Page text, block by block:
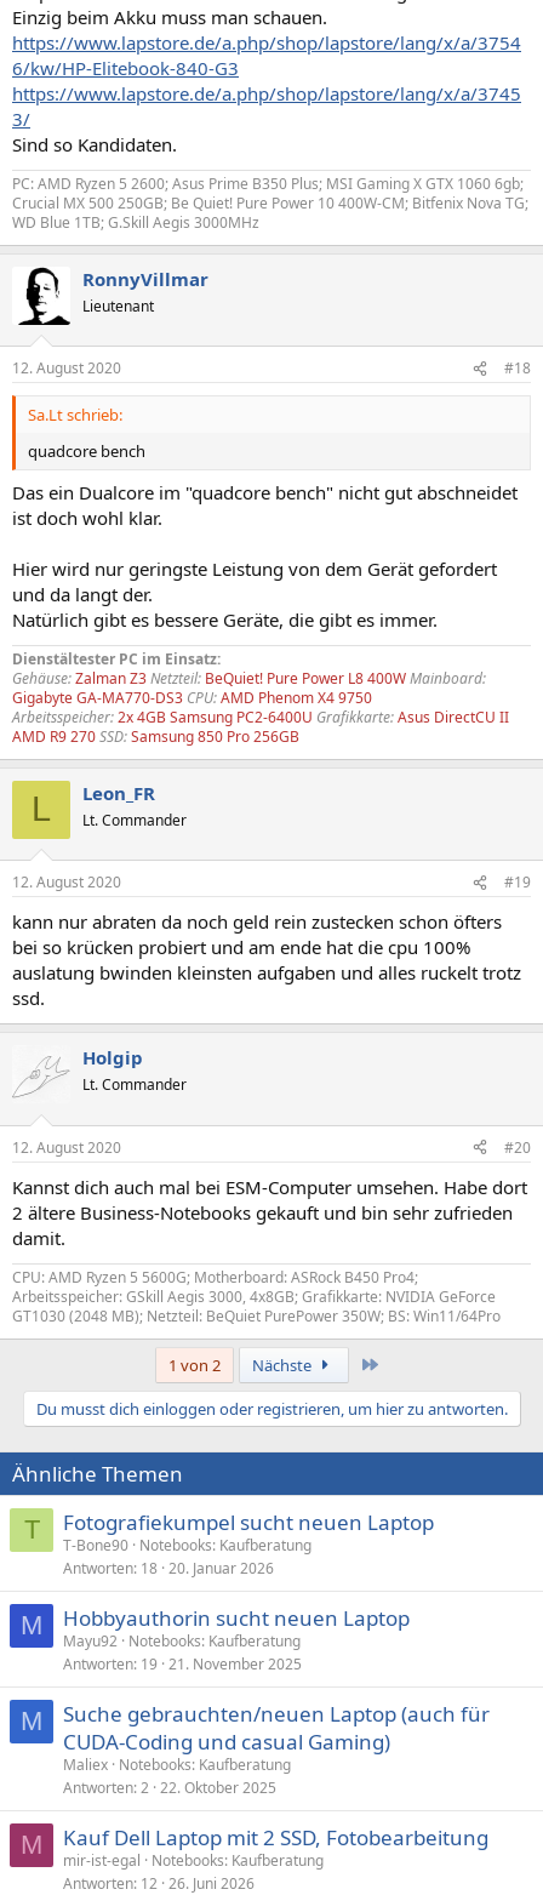
Einzig beim Akku muss man schauen.
https://www.lapstore.de/a.php/shop/lapstore/lang/x/a/3754
6/kw/HP-Elitebook-840-G3
https://www.lapstore.de/a.php/shop/lapstore/lang/x/a/3745
3/
Sind so Kandidaten.
PC: AMD Ryzen 5 2600; Asus Prime B350 Plus; MSI Gaming X GTX 1060 6gb;
Crucial MX 500 250GB; Be Quiet! Pure Power 10 400W-CM; Bitfenix Nova TG;
WD Blue 1TB; G.Skill Aegis 3000MHz
RonnyVillmar
Lieutenant
12. August 2020 #18
Sa.Lt schrieb:
quadcore bench
Das ein Dualcore im "quadcore bench" nicht gut abschneidet
ist doch wohl klar.
Hier wird nur geringste Leistung von dem Gerät gefordert
und da langt der.
Natürlich gibt es bessere Geräte, die gibt es immer.
Dienstältester PC im Einsatz:
Gehäuse:Zalman Z3Netzteil: BeQuiet! Pure Power L8 400WMainboard:
Gigabyte GA-MA770-DS3 CPU:AMD Phenom X4 9750
Arbeitsspeicher:2x 4GB Samsung PC2-6400U Grafikkarte:Asus DirectCU II
AMD R9 270SSD:Samsung 850 Pro 256GB
L Leon_FR
Lt. Commander
12. August 2020 #19
kann nur abraten da noch geld rein zustecken schon öfters
bei so krücken probiert und am ende hat die cpu 100%
auslatung bwinden kleinsten aufgaben und alles ruckelt trotz
ssd.
Holgip
Lt. Commander
12. August 2020 #20
Kannst dich auch mal bei ESM-Computer umsehen. Habe dort
2 ältere Business-Notebooks gekauft und bin sehr zufrieden
damit.
CPU: AMD Ryzen 5 5600G; Motherboard: ASRock B450 Pro4;
Arbeitsspeicher: GSkill Aegis 3000, 4x8GB; Grafikkarte: NVIDIA GeForce
GT1030 (2048 MB); Netzteil: BeQuiet PurePower 350W; BS: Win11/64Pro
1 von 2 Nächste
Du musst dich einloggen oder registrieren, um hier zu antworten.
Ähnliche Themen
T Fotografiekumpel sucht neuen Laptop
T-Bone90 Notebooks: Kaufberatung
Antworten 18 20. Januar 2026
M Hobbyauthorin sucht neuen Laptop
Mayu92 Notebooks: Kaufberatung
Antworten 19 21. November 2025
M
Suche gebrauchten/neuen Laptop (auch für
CUDA-Coding und casual Gaming)
Maliex Notebooks: Kaufberatung
Antworten 2 22. Oktober 2025
M Kauf Dell Laptop mit 2 SSD, Fotobearbeitung
mir-ist-egal
Notebooks: Kaufberatung
Antworten 12 26. Juni 2026